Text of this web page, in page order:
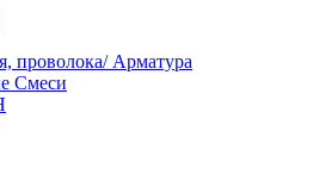
проволока/ Арматура
Смеси